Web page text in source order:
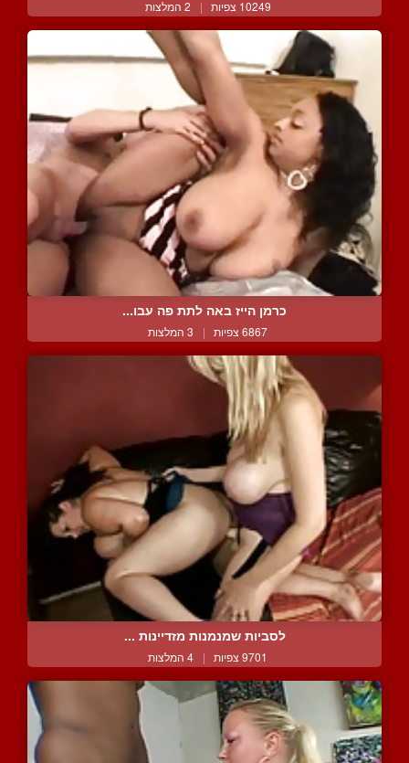
10249 צפיות | 2 המלצות
כרמן הייז באה לתת פה עבו...
6867 צפיות | 3 המלצות
לסביות שמנמנות מזדיינות ...
9701 צפיות | 4 המלצות